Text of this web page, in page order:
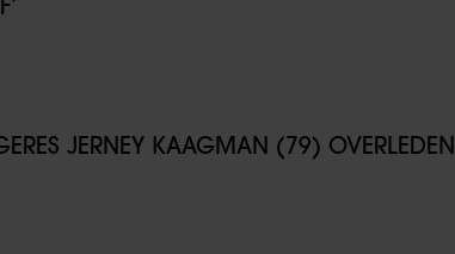
JERNEY KAAGMAN (79) OVERLEDEN